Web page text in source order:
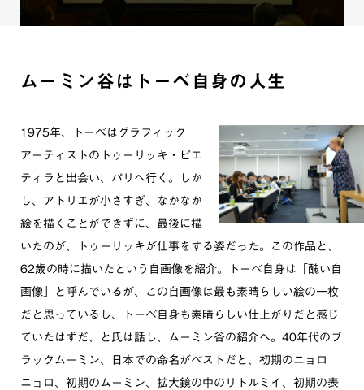
ムーミン谷はトーベ自身の人生
1975年、トーベはグラフィック
アーティストのトゥーリッキ・ピエ
ティラと出会い、パリへ行く。しか
し、アトリエが小さすぎ、なかなか
絵を描くことができずに、最後に描
いたのが、トゥーリッキが仕事をする姿だった。この作品と、
62歳の時に描いたという自画像を紹介。トーベ自身は「醜い自
画像」と呼んでいるが、この自画像は最も素晴らしい絵の一枚
だと思っているし、トーベ自身も素晴らしい仕上がりだと感じ
ていたはずだ、と氏は話し、ムーミン谷の紹介へ。40年代のブ
ラックムーミン、日本での命名がベストだと、初期のニョロ
ニョロ、初期のムーミン、拡大鏡の中のリトルミイ、初期の表